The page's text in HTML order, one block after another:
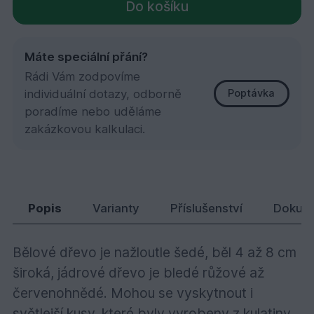
Do košíku
Máte speciální přání?
Rádi Vám zodpovíme
individuální dotazy, odborně
poradíme nebo uděláme
zakázkovou kalkulaci.
Poptávka
Popis Varianty Příslušenství
Bělové dřevo je nažloutle šedé, běl 4 až 8 cm
široká, jádrové dřevo je bledé růžové až
červenohnědé. Mohou se vyskytnout i